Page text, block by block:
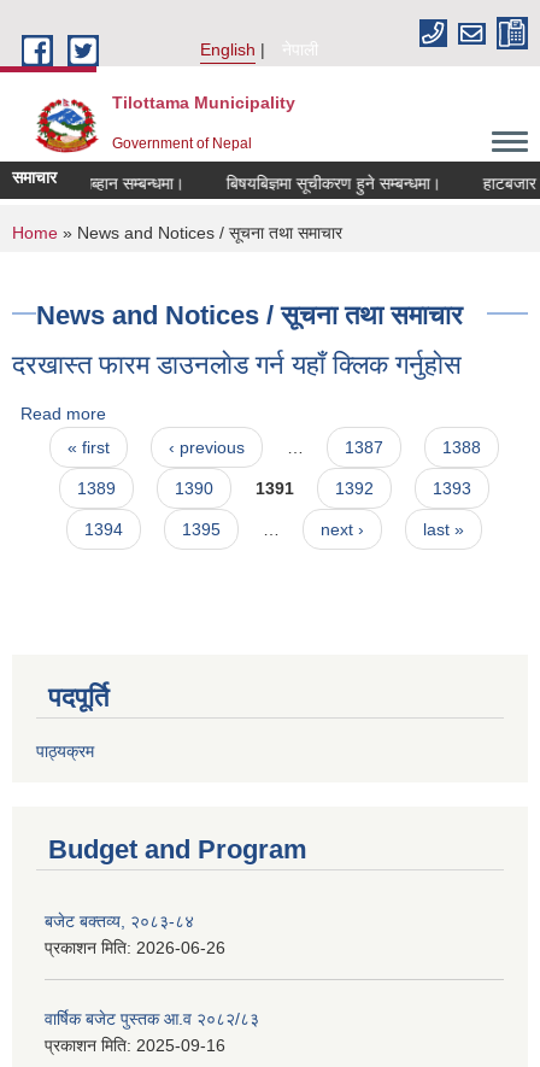
English
नेपाली
Tilottama Municipality
Government of Nepal
समाचारआब्हान सम्बन्धमा। बिषयबिज्ञमा सूचीकरण हुने सम्बन्धमा। हाटबजार ठेका
You are here
Home » News and Notices / सूचना तथा समाचार
News and Notices / सूचना तथा समाचार
दरखास्त फारम डाउनलाेड गर्न यहाँ क्लिक गर्नुहाेस
Read more
Pages
« first ‹ previous … 1387 1388
1389 1390 1391 1392 1393
1394 1395 … next › last »
पदपूर्ति
पाठ्यक्रम
Budget and Program
बजेट बक्तव्य, २०८३-८४
प्रकाशन मिति: 2026-06-26
वार्षिक बजेट पुस्तक आ.व २०८२/८३
प्रकाशन मिति: 2025-09-16